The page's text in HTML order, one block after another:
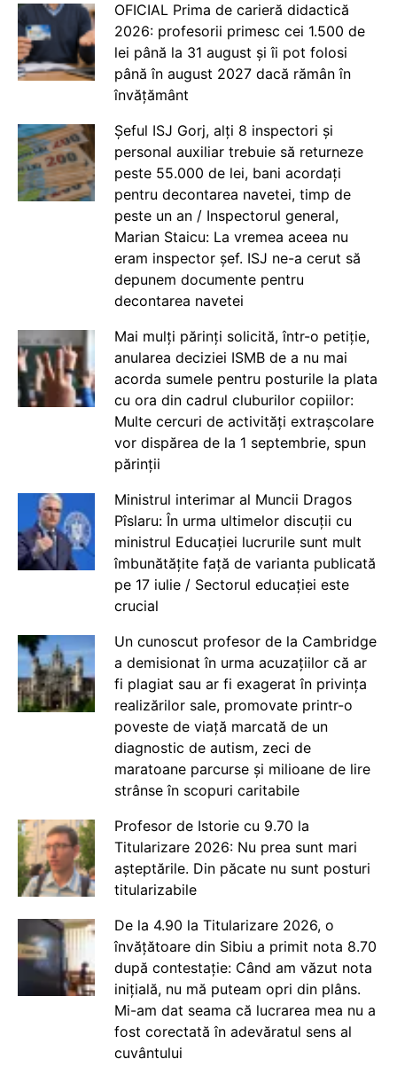
OFICIAL Prima de carieră didactică
2026: profesorii primesc cei 1.500 de
lei până la 31 august și îi pot folosi
până în august 2027 dacă rămân în
învățământ
Șeful ISJ Gorj, alți 8 inspectori și
personal auxiliar trebuie să returneze
peste 55.000 de lei, bani acordați
pentru decontarea navetei, timp de
peste un an / Inspectorul general,
Marian Staicu: La vremea aceea nu
eram inspector șef. ISJ ne-a cerut să
depunem documente pentru
decontarea navetei
Mai mulți părinți solicită, într-o petiție,
anularea deciziei ISMB de a nu mai
acorda sumele pentru posturile la plata
cu ora din cadrul cluburilor copiilor:
Multe cercuri de activități extrașcolare
vor dispărea de la 1 septembrie, spun
părinții
Ministrul interimar al Muncii Dragos
Pîslaru: În urma ultimelor discuții cu
ministrul Educației lucrurile sunt mult
îmbunătățite față de varianta publicată
pe 17 iulie / Sectorul educației este
crucial
Un cunoscut profesor de la Cambridge
a demisionat în urma acuzațiilor că ar
fi plagiat sau ar fi exagerat în privința
realizărilor sale, promovate printr-o
poveste de viață marcată de un
diagnostic de autism, zeci de
maratoane parcurse și milioane de lire
strânse în scopuri caritabile
Profesor de Istorie cu 9.70 la
Titularizare 2026: Nu prea sunt mari
așteptările. Din păcate nu sunt posturi
titularizabile
De la 4.90 la Titularizare 2026, o
învățătoare din Sibiu a primit nota 8.70
după contestație: Când am văzut nota
inițială, nu mă puteam opri din plâns.
Mi-am dat seama că lucrarea mea nu a
fost corectată în adevăratul sens al
cuvântului